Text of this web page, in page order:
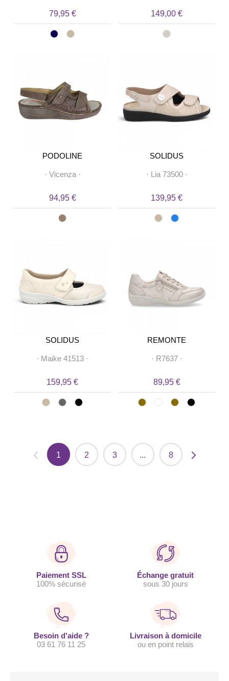
79,95 € 149,00 €
PODOLINE
· Vicenza·
94,95 €
SOLIDUS
· Lia 73500·
139,95 €
SOLIDUS
· Maike 41513 ·
159,95 €
REMONTE
· R7637·
89,95 €
1 2 3 ... 8
Paiement SSL
100% sécurisé
Échange gratuit
sous 30 jours
Besoin d'aide ?
03 61 76 11 25
Livraison à domicile
ou en point relais